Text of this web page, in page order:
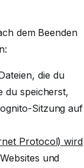
dem Beenden
die du
du speicherst,
Sitzung auf
Protocol) wird
und